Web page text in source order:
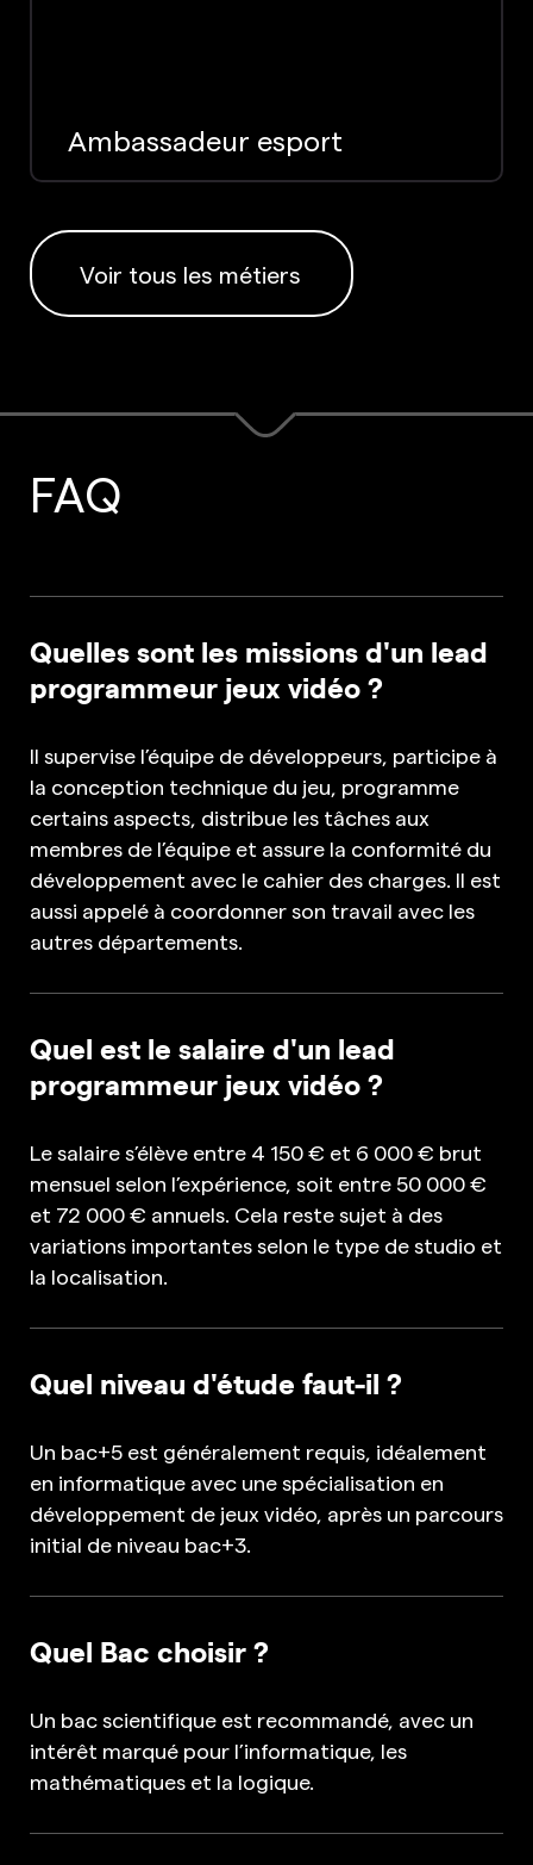
Ambassadeur esport
Voir tous les métiers
FAQ
Quelles sont les missions d'un lead
programmeur jeux vidéo ?
Il supervise l’équipe de développeurs, participe à
la conception technique du jeu, programme
certains aspects, distribue les tâches aux
membres de l’équipe et assure la conformité du
développement avec le cahier des charges. Il est
aussi appelé à coordonner son travail avec les
autres départements.
Quel est le salaire d'un lead
programmeur jeux vidéo ?
Le salaire s’élève entre 4 150 € et 6 000 € brut
mensuel selon l’expérience, soit entre 50 000 €
et 72 000 € annuels. Cela reste sujet à des
variations importantes selon le type de studio et
la localisation.
Quel niveau d'étude faut-il ?
Un bac+5 est généralement requis, idéalement
en informatique avec une spécialisation en
développement de jeux vidéo, après un parcours
initial de niveau bac+3.
Quel Bac choisir ?
Un bac scientifique est recommandé, avec un
intérêt marqué pour l’informatique, les
mathématiques et la logique.